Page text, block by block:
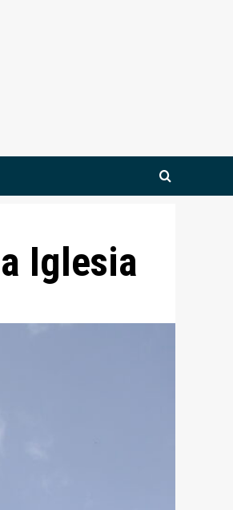
Iglesia